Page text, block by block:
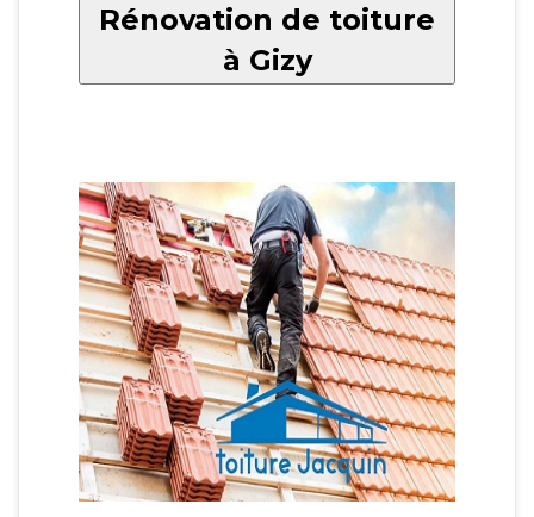
Rénovation de toiture
à Gizy